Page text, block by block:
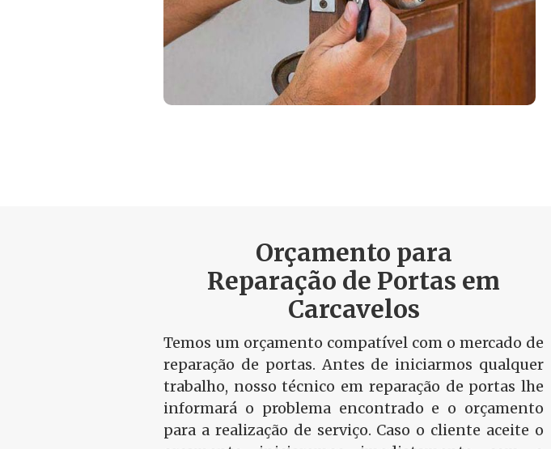
Orçamento para
Reparação de Portas em
Carcavelos
Temos um orçamento compatível com o mercado de
reparação de portas. Antes de iniciarmos qualquer
trabalho, nosso técnico em reparação de portas lhe
informará o problema encontrado e o orçamento
para a realização de serviço. Caso o cliente aceite o